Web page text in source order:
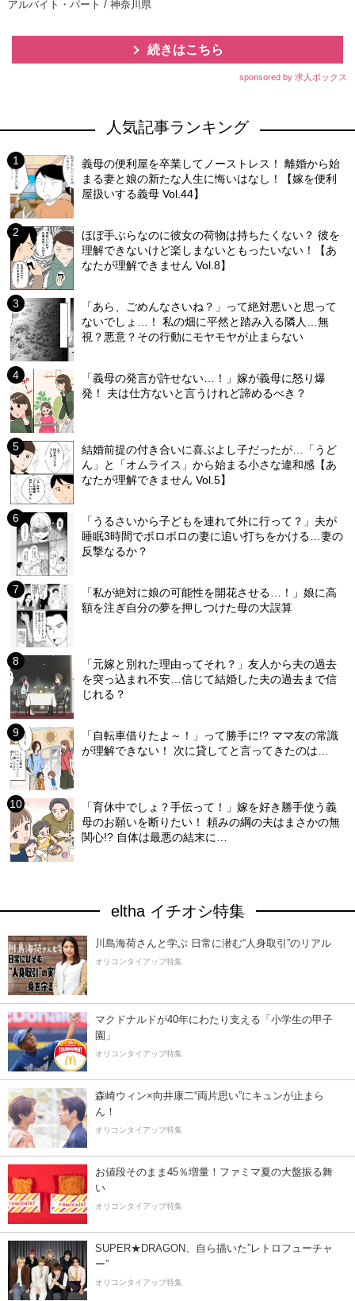
アルバイト・パート / 神奈川県
続きはこちら
sponsored by 求人ボックス
人気記事ランキング
義母の便利屋を卒業してノーストレス！ 離婚から始
まる妻と娘の新たな人生に悔いはなし！【嫁を便利
屋扱いする義母 Vol.44】
ほぼ手ぶらなのに彼女の荷物は持ちたくない？ 彼を
理解できないけど楽しまないともったいない！【あ
なたが理解できません Vol.8】
「あら、ごめんなさいね？」って絶対悪いと思って
ないでしょ…！ 私の畑に平然と踏み入る隣人…無
視？悪意？その行動にモヤモヤが止まらない
「義母の発言が許せない…！」嫁が義母に怒り爆
発！ 夫は仕方ないと言うけれど諦めるべき？
結婚前提の付き合いに喜ぶよし子だったが…「うど
ん」と「オムライス」から始まる小さな違和感【あ
なたが理解できません Vol.5】
「うるさいから子どもを連れて外に行って？」夫が
睡眠3時間でボロボロの妻に追い打ちをかける…妻の
反撃なるか？
「私が絶対に娘の可能性を開花させる…！」娘に高
額を注ぎ自分の夢を押しつけた母の大誤算
「元嫁と別れた理由ってそれ？」友人から夫の過去
を突っ込まれ不安…信じて結婚した夫の過去まで信
じれる？
「自転車借りたよ～！」って勝手に!? ママ友の常識
が理解できない！ 次に貸してと言ってきたのは…
「育休中でしょ？手伝って！」嫁を好き勝手使う義
母のお願いを断りたい！ 頼みの綱の夫はまさかの無
関心!? 自体は最悪の結末に…
eltha イチオシ特集
川島海荷さんと学ぶ 日常に潜む“人身取引”のリアル
オリコンタイアップ特集
マクドナルドが40年にわたり支える「小学生の甲子
園」
オリコンタイアップ特集
森崎ウィン×向井康二“両片思い”にキュンが止まら
ん！
オリコンタイアップ特集
お値段そのまま45％増量！ファミマ夏の大盤振る舞
い
オリコンタイアップ特集
SUPER★DRAGON、自ら描いた”レトロフューチャ
ー”
オリコンタイアップ特集